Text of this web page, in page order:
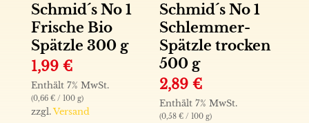
Schmid´s No 1
Frische Bio
Spätzle 300 g
1,99 €
Enthält 7% MwSt.
(0,66 €/ 100 g)
zzgl.Versand
Schmid´s No 1
Schlemmer-
Spätzle trocken
500 g
2,89€
Enthält 7% MwSt.
(0,58€ / 100 g)